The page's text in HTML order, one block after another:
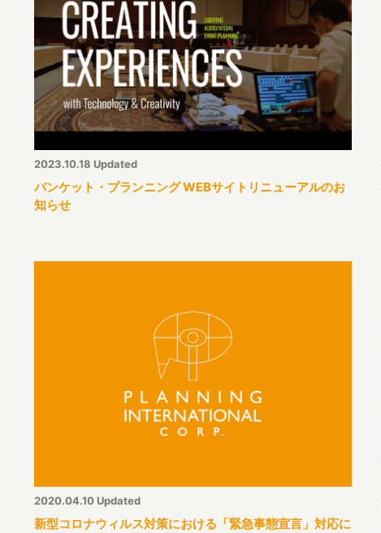
2023.10.18 Updated
バンケット・プランニング WEBサイトリニューアルのお
知らせ
2020.04.10 Updated
新型コロナウィルス対策における「緊急事態宣言」対応に